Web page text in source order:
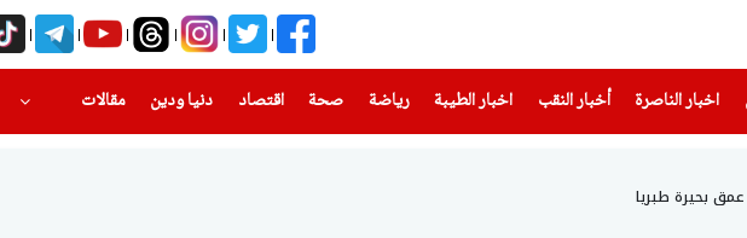
اخبار الناصرة
(current) أخبار النقب اخبار الطيبة(current) رياضة
(current) صحة(current) اقتصاد دنيا ودين
(current) مقالات